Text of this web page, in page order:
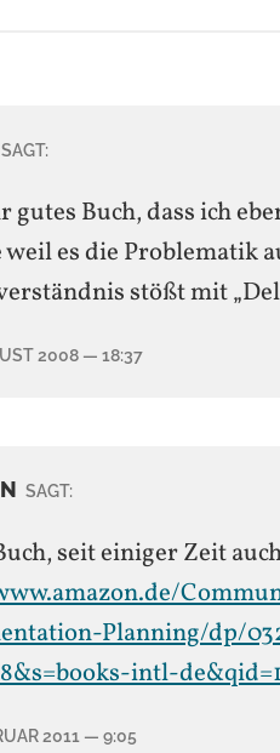
SAGT:
gutes Buch, dass ich
weil es die Problematik
stößt mit
2008 — 18:37
SAGT:
seit einiger Zeit
Planning/dp/
intl-
2011 — 9:05